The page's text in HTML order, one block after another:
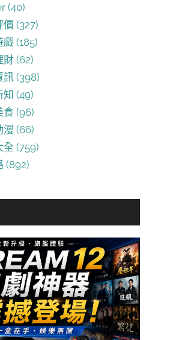
(40)
(327)
(185)
(62)
(398)
(49)
(96)
(66)
(759)
(892)